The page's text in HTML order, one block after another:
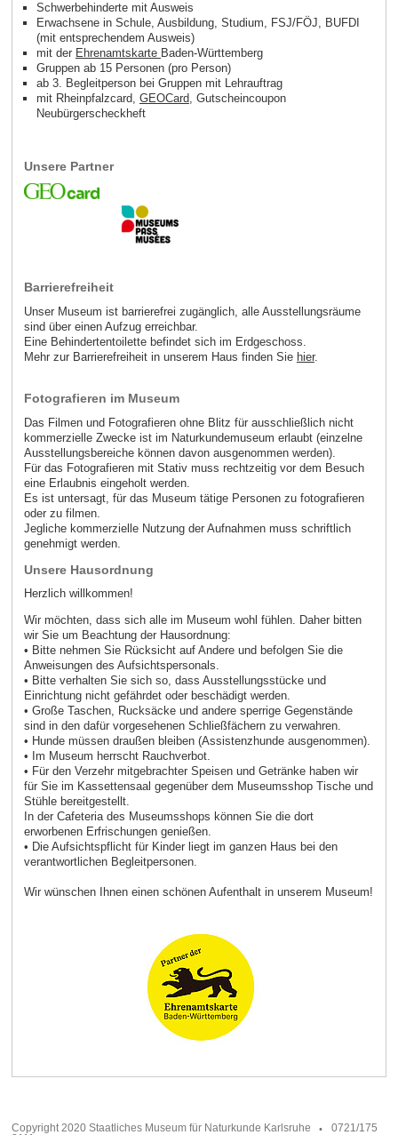
Schwerbehinderte mit Ausweis
Erwachsene in Schule, Ausbildung, Studium, FSJ/FÖJ, BUFDI
(mit entsprechendem Ausweis)
mit der Ehrenamtskarte Baden-Württemberg
Gruppen ab 15 Personen (pro Person)
ab 3. Begleitperson bei Gruppen mit Lehrauftrag
mit Rheinpfalzcard, GEOCard, Gutscheincoupon
Neubürgerscheckheft
Unsere Partner
Barrierefreiheit
Unser Museum ist barrierefrei zugänglich, alle Ausstellungsräume
sind über einen Aufzug erreichbar.
Eine Behindertentoilette befindet sich im Erdgeschoss.
Mehr zur Barrierefreiheit in unserem Haus finden Sie hier.
Fotografieren im Museum
Das Filmen und Fotografieren ohne Blitz für ausschließlich nicht
kommerzielle Zwecke ist im Naturkundemuseum erlaubt (einzelne
Ausstellungsbereiche können davon ausgenommen werden).
Für das Fotografieren mit Stativ muss rechtzeitig vor dem Besuch
eine Erlaubnis eingeholt werden.
Es ist untersagt, für das Museum tätige Personen zu fotografieren
oder zu filmen.
Jegliche kommerzielle Nutzung der Aufnahmen muss schriftlich
genehmigt werden.
Unsere Hausordnung
Herzlich willkommen!
Wir möchten, dass sich alle im Museum wohl fühlen. Daher bitten
wir Sie um Beachtung der Hausordnung:
• Bitte nehmen Sie Rücksicht auf Andere und befolgen Sie die
Anweisungen des Aufsichtspersonals.
• Bitte verhalten Sie sich so, dass Ausstellungsstücke und
Einrichtung nicht gefährdet oder beschädigt werden.
• Große Taschen, Rucksäcke und andere sperrige Gegenstände
sind in den dafür vorgesehenen Schließfächern zu verwahren.
• Hunde müssen draußen bleiben (Assistenzhunde ausgenommen).
• Im Museum herrscht Rauchverbot.
• Für den Verzehr mitgebrachter Speisen und Getränke haben wir
für Sie im Kassettensaal gegenüber dem Museumsshop Tische und
Stühle bereitgestellt.
In der Cafeteria des Museumsshops können Sie die dort
erworbenen Erfrischungen genießen.
• Die Aufsichtspflicht für Kinder liegt im ganzen Haus bei den
verantwortlichen Begleitpersonen.
Wir wünschen Ihnen einen schönen Aufenthalt in unserem Museum!
Copyright 2020 Staatliches Museum für Naturkunde Karlsruhe
0721/175